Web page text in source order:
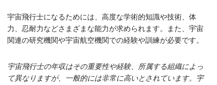
宇宙飛行士になるためには、高度な学術的知識や技術、体
力、忍耐力などさまざまな能力が求められます。また、宇宙
関連の研究機関や宇宙航空機関での経験や訓練が必要です。
宇宙飛行士の年収はその重要性や経験、所属する組織によっ
て異なりますが、一般的には非常に高いとされています。宇